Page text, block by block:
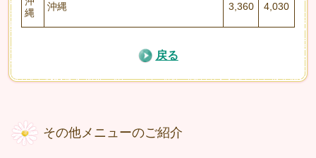
縄
沖縄 3,360 4,030
戻る
その他メニューのご紹介